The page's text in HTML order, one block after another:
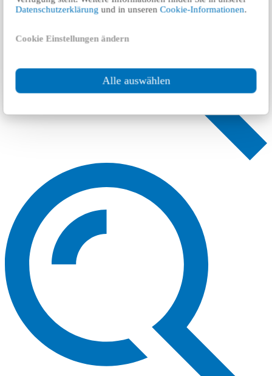
Datenschutzerklärung und in unserenCookie-Informationen.
Cookie Einstellungen ändern
Alle auswählen